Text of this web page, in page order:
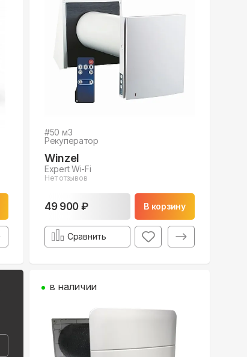
#50 м3
Рекуператор
Winzel
Expert Wi-Fi
Нет отзывов
49 900 ₽ В корзину
Сравнить
в наличии